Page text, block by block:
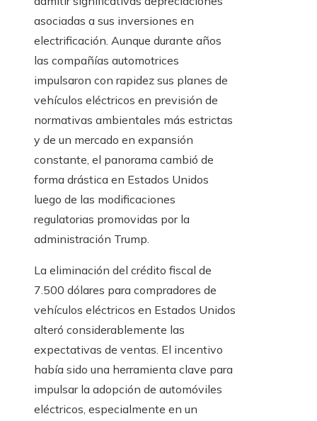
asociadas a sus inversiones en
electrificación. Aunque durante años
las compañías automotrices
impulsaron con rapidez sus planes de
vehículos eléctricos en previsión de
normativas ambientales más estrictas
y de un mercado en expansión
constante, el panorama cambió de
forma drástica en Estados Unidos
luego de las modificaciones
regulatorias promovidas por la
administración Trump.
La eliminación del crédito fiscal de
7.500 dólares para compradores de
vehículos eléctricos en Estados Unidos
alteró considerablemente las
expectativas de ventas. El incentivo
había sido una herramienta clave para
impulsar la adopción de automóviles
eléctricos, especialmente en un